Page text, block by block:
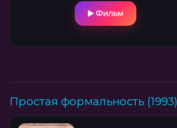
Фильм
Простая формальность (1993)